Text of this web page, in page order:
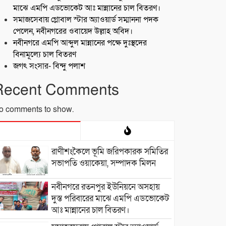
মাঝে এমপি এডভোকেট আঃ মান্নানের চাল বিতরণ।
সমাজসেবায় গ্লোবাল স্টার অ্যাওয়ার্ড সম্মাননা পদক
পেলেন, নবীনগরের ওবায়েদ উল্লাহ অবিদ।
নবীনগরে এমপি আব্দুল মান্নানের পক্ষে দুঃস্থদের
বিনামূল্যে চাল বিতরণ
জগৎ সংসার- বিন্দু পলাশ
Comments
comments to show.
রাণীশংকৈলে ভূমি জরিপকারক সমিতির
সভাপতি ওয়াকেয়া, সম্পাদক মিলন
নবীনগরে রতনপুর ইউনিয়নে অসহায়
দুস্ত পরিবারের মাঝে এমপি এডভোকেট
আঃ মান্নানের চাল বিতরণ।